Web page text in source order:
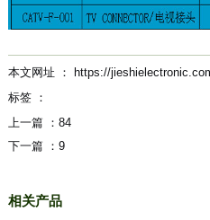
本文网址 ： https://
标签 ：
上一篇 ： 84
下一篇 ： 9
相关产品